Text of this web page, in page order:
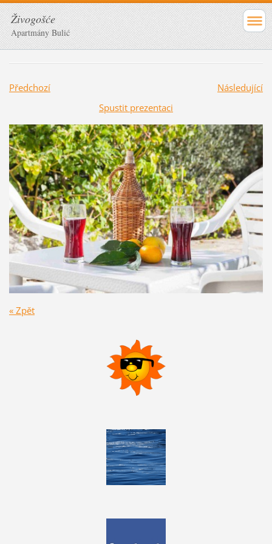
Živogošće
Apartmány Bulić
Předchozí
Následující
Spustit prezentaci
« Zpět